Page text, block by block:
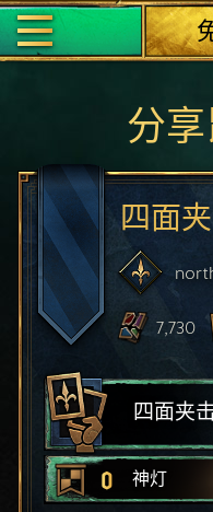
分享
四面
7,730
四面夹
0 神灯